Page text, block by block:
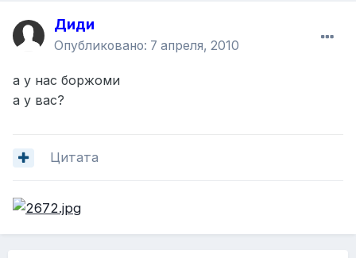
Диди
Опубликовано: 7 апреля, 2010
а у нас боржоми
а у вас?
Цитата